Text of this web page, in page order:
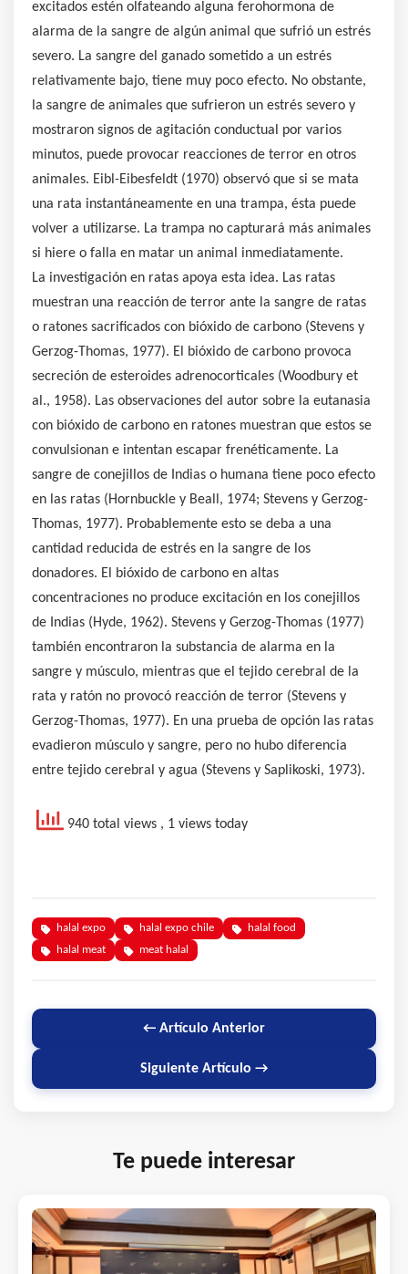
excitados estén olfateando alguna ferohormona de
alarma de la sangre de algún animal que sufrió un estrés
severo. La sangre del ganado sometido a un estrés
relativamente bajo, tiene muy poco efecto. No obstante,
la sangre de animales que sufrieron un estrés severo y
mostraron signos de agitación conductual por varios
minutos, puede provocar reacciones de terror en otros
animales. Eibl-Eibesfeldt (1970) observó que si se mata
una rata instantáneamente en una trampa, ésta puede
volver a utilizarse. La trampa no capturará más animales
si hiere o falla en matar un animal inmediatamente.
La investigación en ratas apoya esta idea. Las ratas
muestran una reacción de terror ante la sangre de ratas
o ratones sacrificados con bióxido de carbono (Stevens y
Gerzog-Thomas, 1977). El bióxido de carbono provoca
secreción de esteroides adrenocorticales (Woodbury et
al., 1958). Las observaciones del autor sobre la eutanasia
con bióxido de carbono en ratones muestran que estos se
convulsionan e intentan escapar frenéticamente. La
sangre de conejillos de Indias o humana tiene poco efecto
en las ratas (Hornbuckle y Beall, 1974; Stevens y Gerzog-
Thomas, 1977). Probablemente esto se deba a una
cantidad reducida de estrés en la sangre de los
donadores. El bióxido de carbono en altas
concentraciones no produce excitación en los conejillos
de Indias (Hyde, 1962). Stevens y Gerzog-Thomas (1977)
también encontraron la substancia de alarma en la
sangre y músculo, mientras que el tejido cerebral de la
rata y ratón no provocó reacción de terror (Stevens y
Gerzog-Thomas, 1977). En una prueba de opción las ratas
evadieron músculo y sangre, pero no hubo diferencia
entre tejido cerebral y agua (Stevens y Saplikoski, 1973).
940 total views , 1 views today
halal expo halal expo chile
halal food
halal meat
meat halal
← Artículo Anterior
Siguiente Artículo →
Te puede interesar